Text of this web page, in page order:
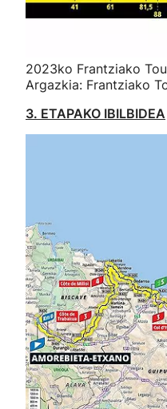
2023ko Frantziako
Argazkia: Frantziako
3. ETAPAKO IBILBIDEA